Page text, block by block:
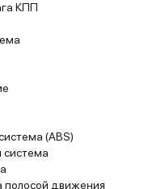
КПП
(ABS)
система
полосой движения